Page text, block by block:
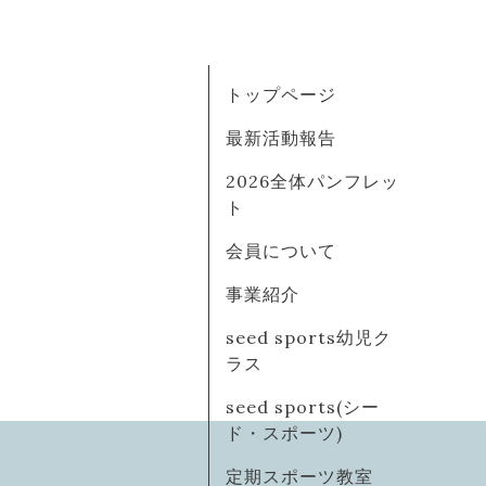
トップページ
最新活動報告
2026全体パンフレッ
ト
会員について
事業紹介
seed sports幼児ク
ラス
seed sports(シー
ド・スポーツ)
定期スポーツ教室